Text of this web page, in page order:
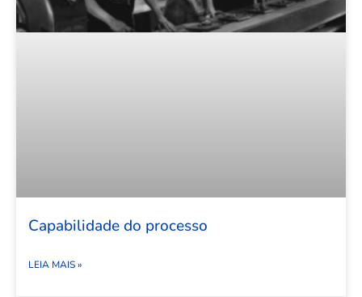
Capabilidade do processo
LEIA MAIS »